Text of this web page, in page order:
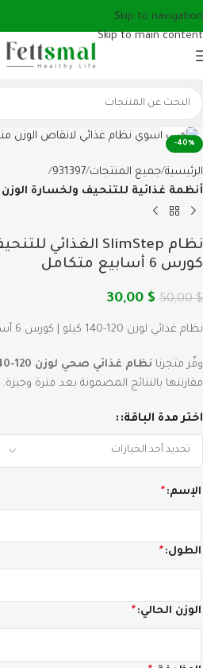
Skip to navigation
Skip to main content
-40%
Click to enlarge
الرئيسية جميع المنتجات 931397
أنظمة غذائية للتنحيف ولخسارة الوزن
كورس 6 أسابيع متكامل
50,00$
30,00 $
نظام غذائي لوزن 120-140 كيلو | كورس 6 أسابيع من SlimStep
وفّر متجرنا نظام غذائي صحي لوزن 120-140 كيلو
مقارنتها بالنتائج المضمونة بعد فترة وجيزة.
اختر مدة الباقة:
الإسم:*
الطول:*
الوزن الحالي:*